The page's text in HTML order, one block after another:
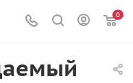
0